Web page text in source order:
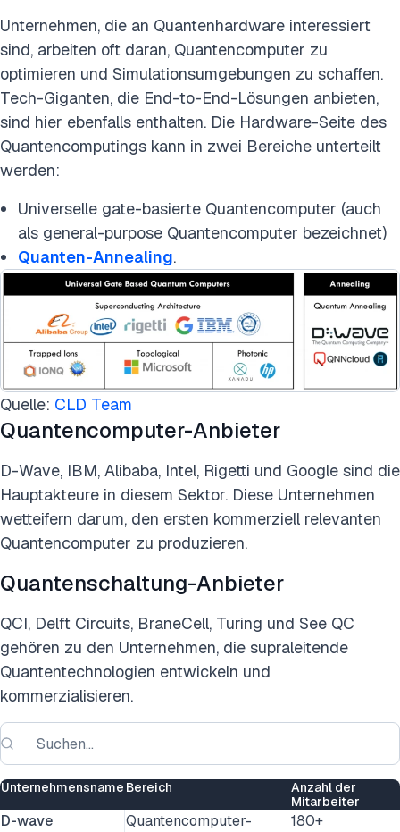
Unternehmen, die an Quantenhardware interessiert
sind, arbeiten oft daran, Quantencomputer zu
optimieren und Simulationsumgebungen zu schaffen.
Tech-Giganten, die End-to-End-Lösungen anbieten,
sind hier ebenfalls enthalten. Die Hardware-Seite des
Quantencomputings kann in zwei Bereiche unterteilt
werden:
Universelle gate-basierte Quantencomputer (auch
als general-purpose Quantencomputer bezeichnet)
Quanten-Annealing.
Quelle: CLD Team
Quantencomputer-Anbieter
D-Wave, IBM, Alibaba, Intel, Rigetti und Google sind die
Hauptakteure in diesem Sektor. Diese Unternehmen
wetteifern darum, den ersten kommerziell relevanten
Quantencomputer zu produzieren.
Quantenschaltung-Anbieter
QCI, Delft Circuits, BraneCell, Turing und See QC
gehören zu den Unternehmen, die supraleitende
Quantentechnologien entwickeln und
kommerzialisieren.
Unternehmensname Bereich
Anzahl der
Mitarbeiter
D-wave
Quantencomputer-
180+